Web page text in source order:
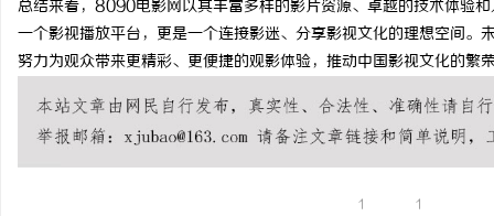
总结来看，8090电影网以其丰富多样的影片资源、卓越的技术体验
一个影视播放平台，更是一个连接影迷、分享影视文化的理想空间
努力为观众带来更精彩、更便捷的观影体验，推动中国影视文化的繁
1 1
痛点直击：宝妈们都在
巾”到底怎么选？